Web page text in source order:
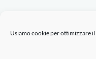
Usiamo cookie per ottimizzare